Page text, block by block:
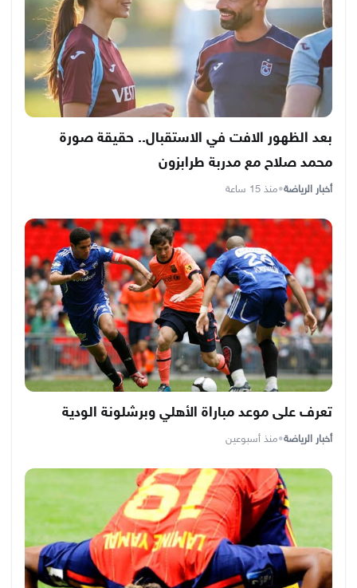
بعد الظهور الافت في الاستقبال.. حقيقة صورة
محمد صلاح مع مدربة طرابزون
أخبار الرياضة•منذ 15 ساعة
تعرف على موعد مباراة الأهلي وبرشلونة الودية
أخبار الرياضة•منذ أسبوعين